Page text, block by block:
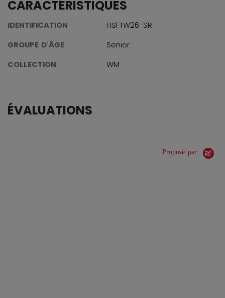
CARACTÉRISTIQUES
IDENTIFICATION
HSFTW26-SR
GROUPE D'ÂGE
Senior
COLLECTION
WM
ÉVALUATIONS
Proposé par